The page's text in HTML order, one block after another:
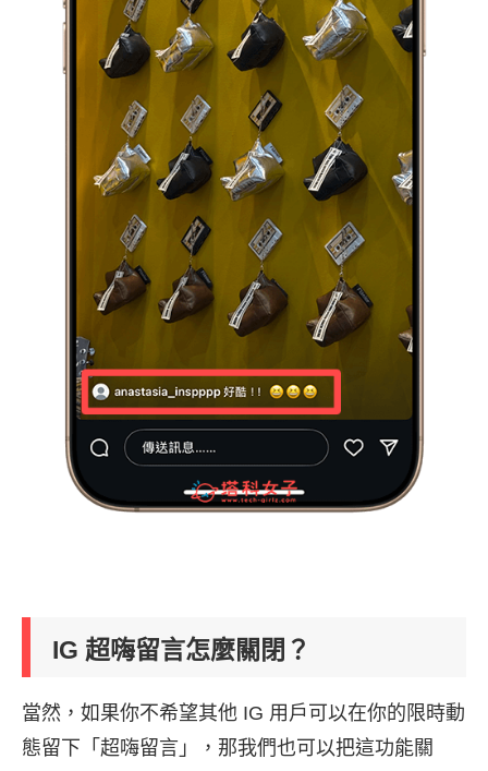
IG 超嗨留言怎麼關閉？
當然，如果你不希望其他 IG 用戶可以在你的限時動
態留下「超嗨留言」，那我們也可以把這功能關